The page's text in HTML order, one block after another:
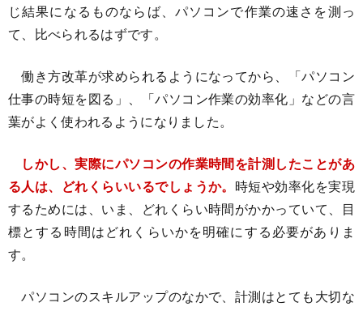
じ結果になるものならば、パソコンで作業の速さを測っ
て、比べられるはずです。
働き方改革が求められるようになってから、「パソコン
仕事の時短を図る」、「パソコン作業の効率化」などの言
葉がよく使われるようになりました。
しかし、実際にパソコンの作業時間を計測したことがあ
る人は、どれくらいいるでしょうか。 時短や効率化を実現
するためには、いま、どれくらい時間がかかっていて、目
標とする時間はどれくらいかを明確にする必要がありま
す。
パソコンのスキルアップのなかで、計測はとても大切な